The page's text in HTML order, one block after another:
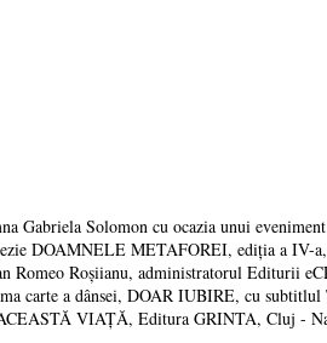
Gabriela Solomon cu ocazia unui
DOAMNELE METAFOREI, ediția a IV-
Romeo Roșiianu, administratorul Editurii
carte a dânsei, DOAR IUBIRE, cu
VIAȚĂ, Editura GRINTA, Cluj -